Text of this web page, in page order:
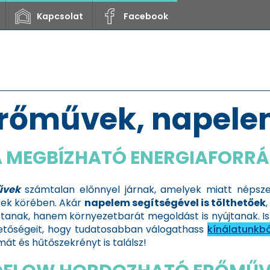
Kapcsolat Facebook
MEGBÍZHATÓ
számtalan előnnyel járnak, amelyek miatt
körében. Akár napelem segítségével is tölthetőek
hanem környezetbarát megoldást is nyújtanak.
hogy tudatosabban válogathass
és hűtőszekrényt is találsz!